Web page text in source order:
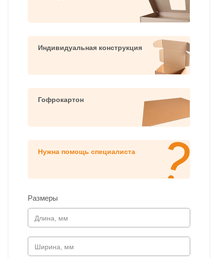
Индивидуальная конструкция
Гофрокартон
Нужна помощь специалиста
Размеры